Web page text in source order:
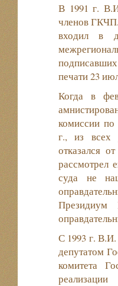
В 1991 г.
членов
входил в
печати 23
Когда в
комиссии по
г., из всех
отказался
рассмотрел
суда не
Президиум
С 1993 г.
депутатом
комитета